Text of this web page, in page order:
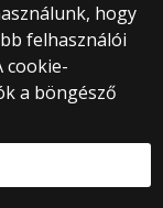
hogy
felhasználói
cookie-
a böngésző